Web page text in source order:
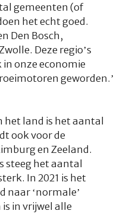
ECONOMIE
DONERENMAGAZINE
gemeenten (of
het echt goed.
Den Bosch,
Deze regio’s
onze economie
geworden.’
het land is het aantal
ook voor de
en Zeeland.
steeg het aantal
In 2021 is het
naar ‘normale’
in vrijwel alle